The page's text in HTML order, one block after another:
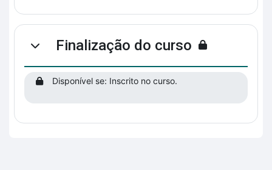
ContrairFinalização do curso
Disponível se: Inscrito no curso.